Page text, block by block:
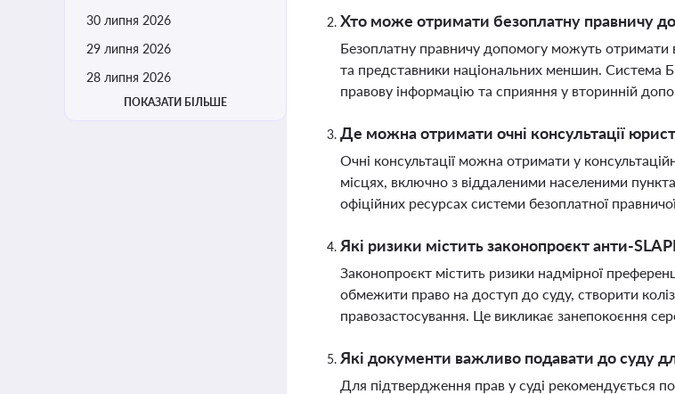
30 липня 2026
29 липня 2026
28 липня 2026
ПОКАЗАТИ БІЛЬШЕ
Хто може отримати безоплатну правничу
Безоплатну правничу допомогу можуть отримати
та представники національних меншин. Система
правову інформацію та сприяння у вторинній
Де можна отримати очні консультації
Очні консультації можна отримати у
місцях, включно з віддаленими населеними
офіційних ресурсах системи безоплатної
Які ризики містить законопроєкт анти-
Законопроєкт містить ризики надмірної
обмежити право на доступ до суду, створити
правозастосування. Це викликає занепокоєння
Які документи важливо подавати до суду
Для підтвердження прав у суді рекомендується